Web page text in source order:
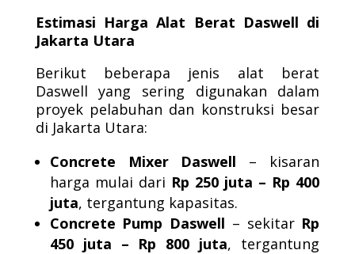
Estimasi Harga Alat Berat Daswell di
Jakarta Utara
Berikut beberapa jenis alat berat
Daswell yang sering digunakan dalam
proyek pelabuhan dan konstruksi besar
di Jakarta Utara:
Concrete Mixer Daswell – kisaran
harga mulai dari Rp 250 juta – Rp 400
juta, tergantung kapasitas.
Concrete Pump Daswell – sekitar Rp
450 juta – Rp 800 juta, tergantung